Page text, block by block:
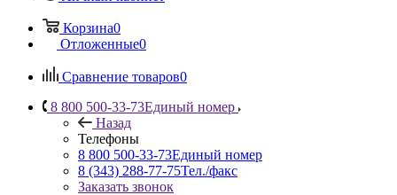
Корзина0
Отложенные0
Сравнение товаров0
8 800 500-33-73Единый номер
Назад
Телефоны
8 800 500-33-73Единый номер
8 (343) 288-77-75Тел./факс
Заказать звонок